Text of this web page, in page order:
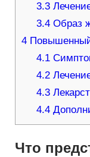
3.3
3.4 Образ
4Повышенный
4.1
4.2
4.3
4.4
Что